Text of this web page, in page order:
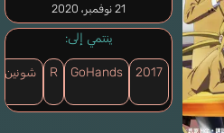
21 نوفمبر، 2020
ينتمي إلى:
2017
GoHands
R شونين